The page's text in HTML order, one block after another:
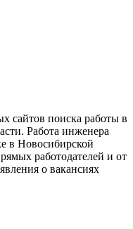
сайтов поиска работы в
Работа инженера
в Новосибирской
работодателей и от
о вакансиях